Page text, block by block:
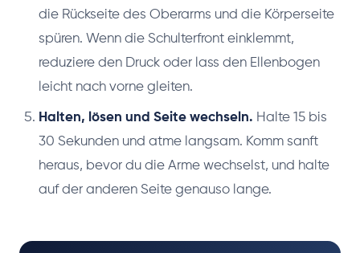
die Rückseite des Oberarms und die Körperseite
spüren. Wenn die Schulterfront einklemmt,
reduziere den Druck oder lass den Ellenbogen
leicht nach vorne gleiten.
Halten, lösen und Seite wechseln. Halte 15 bis
30 Sekunden und atme langsam. Komm sanft
heraus, bevor du die Arme wechselst, und halte
auf der anderen Seite genauso lange.